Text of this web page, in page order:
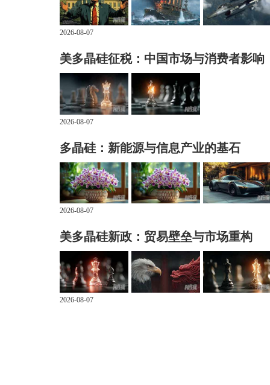
2026-08-07
美多晶硅征税：中国市场与消费者影响
2026-08-07
多晶硅：新能源与信息产业的基石
2026-08-07
美多晶硅新政：贸易壁垒与市场重构
2026-08-07